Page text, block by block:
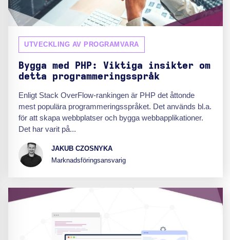
UTVECKLING AV PROGRAMVARA
Bygga med PHP: Viktiga insikter om
detta programmeringsspråk
Enligt Stack OverFlow-rankingen är PHP det åttonde
mest populära programmeringsspråket. Det används bl.a.
för att skapa webbplatser och bygga webbapplikationer.
Det har varit på...
JAKUB CZOSNYKA
Marknadsföringsansvarig